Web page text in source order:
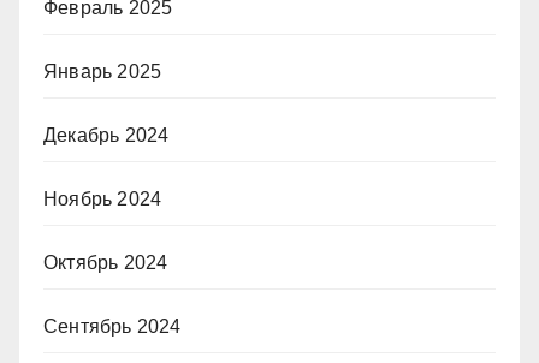
Февраль 2025
Январь 2025
Декабрь 2024
Ноябрь 2024
Октябрь 2024
Сентябрь 2024